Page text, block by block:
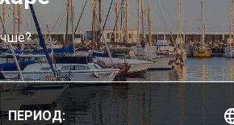
ПЕРИОД: